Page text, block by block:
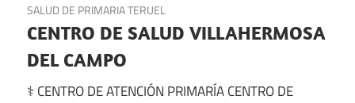
SALUD DE PRIMARIA TERUEL
CENTRO DE SALUD VILLAHERMOSA
DEL CAMPO
⚕️ CENTRO DE ATENCIÓN PRIMARÍA CENTRO DE